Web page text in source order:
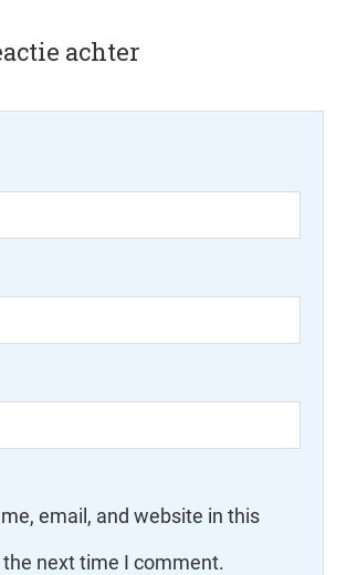
achter
email, and website in this
next time I comment.